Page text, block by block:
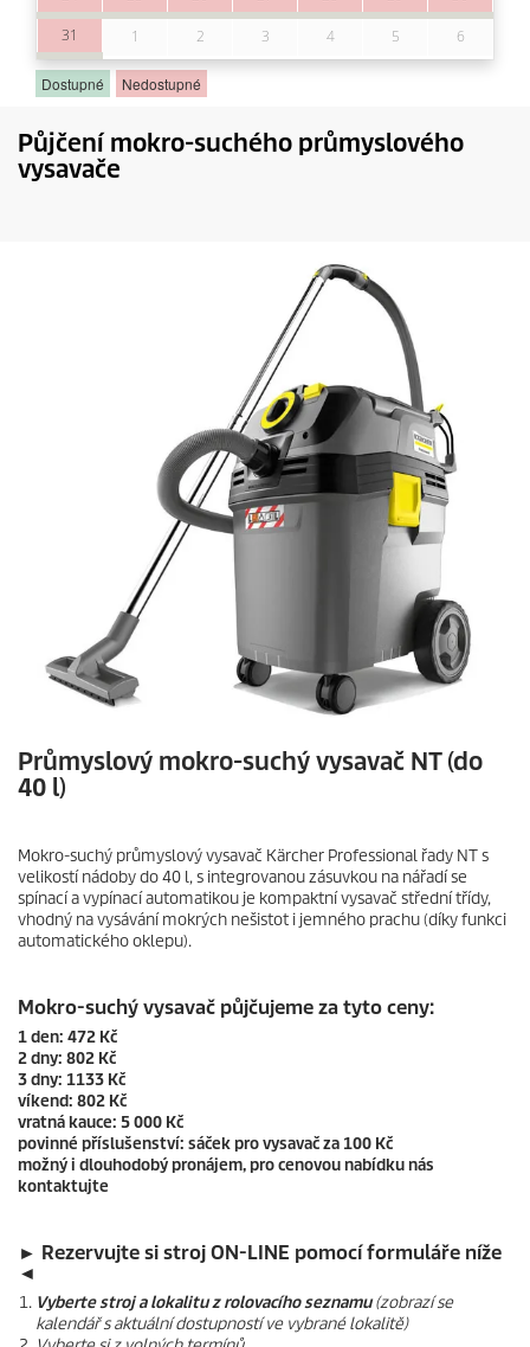
Půjčení mokro-suchého průmyslového
vysavače
Průmyslový mokro-suchý vysavač NT (do
40 l)
Mokro-suchý průmyslový vysavač Kärcher Professional řady NT s
velikostí nádoby do 40 l, s integrovanou zásuvkou na nářadí se
spínací a vypínací automatikou je kompaktní vysavač střední třídy,
vhodný na vysávání mokrých nešistot i jemného prachu (díky funkci
automatického oklepu).
Mokro-suchý vysavač půjčujeme za tyto ceny:
1 den: 472 Kč
2 dny: 802 Kč
3 dny: 1133 Kč
víkend: 802 Kč
vratná kauce: 5 000 Kč
povinné příslušenství: sáček pro vysavač za 100 Kč
možný i dlouhodobý pronájem, pro cenovou nabídku nás
kontaktujte
► Rezervujte si stroj ON-LINE pomocí formuláře níže
◄
Vyberte stroj a lokalitu z rolovacího seznamu(zobrazí se
kalendář s aktuální dostupností ve vybrané lokalitě)